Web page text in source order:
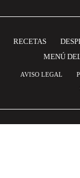
RECETAS
MENÚ
AVISO LEGAL